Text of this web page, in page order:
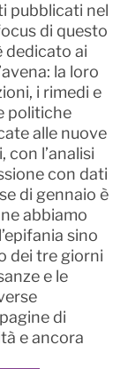
pubblicati nel
di questo
dedicato ai
la loro
i rimedi e
politiche
alle nuove
con l’analisi
con dati
di gennaio è
abbiamo
sino
dei tre giorni
e le
di
e ancora